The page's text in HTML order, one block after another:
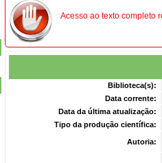
Acesso ao texto completo
Biblioteca(s):
Data corrente:
Data da última atualização:
Tipo da produção científica:
Autoria: